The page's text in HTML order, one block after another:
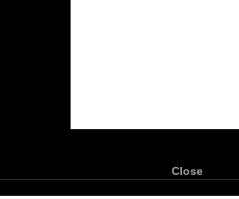
Close